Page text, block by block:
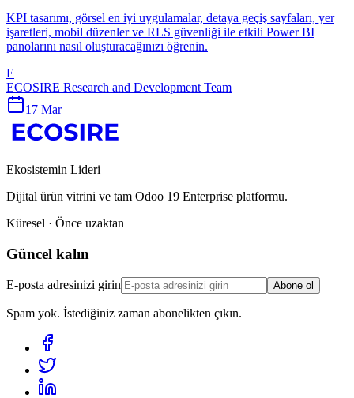
KPI tasarımı, görsel en iyi uygulamalar, detaya geçiş sayfaları, yer
işaretleri, mobil düzenler ve RLS güvenliği ile etkili Power BI
panolarını nasıl oluşturacağınızı öğrenin.
E
ECOSIRE Research and Development Team
17 Mar
Ekosistemin Lideri
Dijital ürün vitrini ve tam Odoo 19 Enterprise platformu.
Küresel · Önce uzaktan
Güncel kalın
E-posta adresinizi girin Abone ol
Spam yok. İstediğiniz zaman abonelikten çıkın.